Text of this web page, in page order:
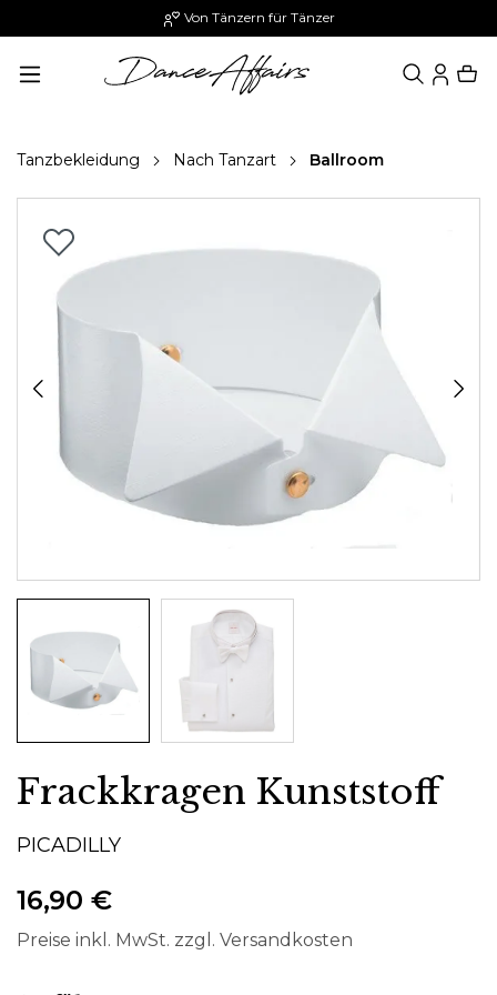
Von Tänzern für Tänzer
Tanzbekleidung Nach Tanzart Ballroom
Frackkragen Kunststoff
PICADILLY
16,90 €
Preise inkl. MwSt. zzgl. Versandkosten